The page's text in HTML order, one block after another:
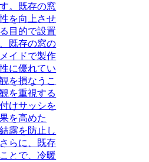
。既存の窓
を向上させ
目的で設置
既存の窓の
イドで製作
に優れてい
を損なうこ
を重視する
けサッシを
を高めた
露を防止し
らに、既存
とで、冷暖